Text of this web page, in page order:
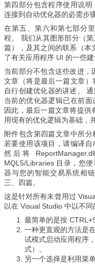
第四部分包含程序使用说
连接到自动优化器的必需步骤
在第五、第六和第七部分
程。 我们从其图形部分（
篇），及其之间的联系（本
了有关应用程序 UI 的一些
当前部分不包含这些改进，
文章（将是最后一篇文章
自行创建优化器的讲述。
当前的优化器逻辑已在前面
因此，最后一篇文章将提供
用现有的优化逻辑为基础，
附件包含第四篇文章中所分
若要使用该项目，请编译自
然后将
MQL5/Libraries 目录，您
器与您的智能交易系统相
三、四篇。
这是针对所有未曾用过
以在 Visual Studio 中以不
最简单的是按
一种更直观的方法是
试模式启动应用程序
式）。
另一个选择是利用菜